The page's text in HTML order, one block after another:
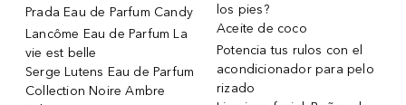
Prada Eau de Parfum Candy
Lancôme Eau de Parfum La
vie est belle
Serge Lutens Eau de Parfum
Collection Noire Ambre
los pies?
Aceite de coco
Potencia tus rulos con el
acondicionador para pelo
rizado